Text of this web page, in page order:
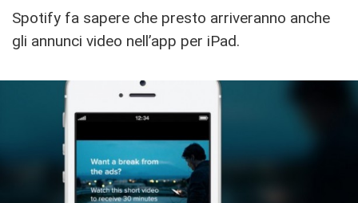
Spotify fa sapere che presto arriveranno anche
gli annunci video nell’app per iPad.